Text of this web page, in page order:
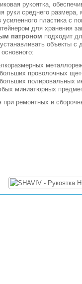
рукоятка,
руки среднего
усиленного пластика с
для хранения
патроном подходит
устанавливать объекты
проволочных
полировальных
миниатюрных
при ремонтных и